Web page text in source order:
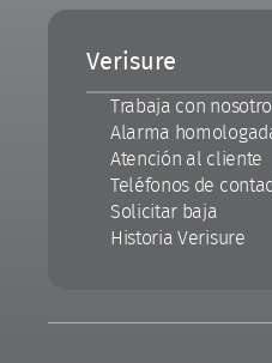
Pie
página
Verisure
Trabaja con
Alarma
Atención al cliente
Teléfonos de
Solicitar baja
Historia Verisure